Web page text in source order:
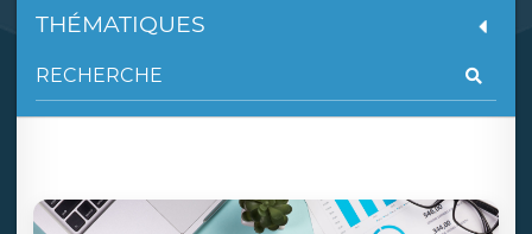
THÉMATIQUES